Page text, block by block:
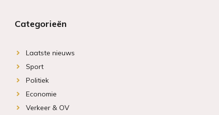
Categorieën
Laatste nieuws
Sport
Politiek
Economie
Verkeer & OV